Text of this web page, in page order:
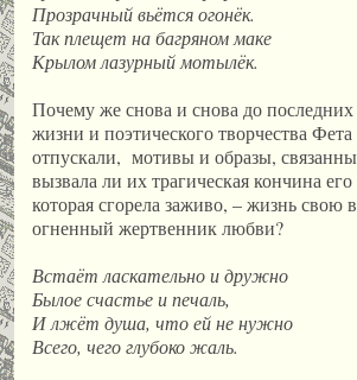
Прозрачный вьётся огонёк.
Так плещет на багряном маке
Крылом лазурный мотылёк.
Почему же снова и снова до
жизни и поэтического творчества
отпускали, мотивы и образы,
вызвала ли их трагическая кончина
которая сгорела заживо, – жизнь свою
огненный жертвенник любви?
Встаёт ласкательно и дружно
Былое счастье и печаль,
И лжёт душа, что ей не нужно
Всего, чего глубоко жаль.